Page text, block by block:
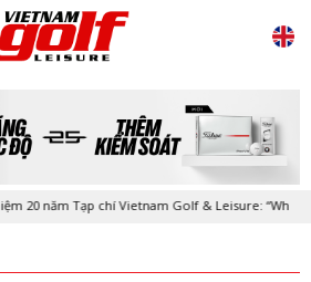
năm Tạp chí Vietnam Golf & Leisure: “Where